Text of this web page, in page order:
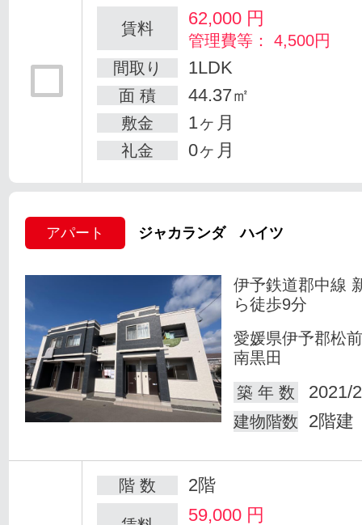
賃料 62,000 円
管理費等： 4,500円
間取り
1LDK
面 積 44.37㎡
敷金 1ヶ月
礼金 0ヶ月
アパート ジャカランダ ハイツ
伊予鉄道郡中線
ら徒歩9分
愛媛県伊予郡松
南黒田
築 年 数
2021/
建物階数 2階建
階 数 2階
59,000 円